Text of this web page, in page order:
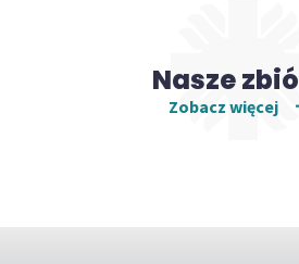
Nasze
Zobacz więcej